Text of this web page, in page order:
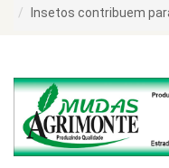
Insetos contribuem